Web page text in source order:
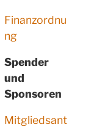
Finanzordnu
ng
Spender
und
Sponsoren
Mitgliedsant